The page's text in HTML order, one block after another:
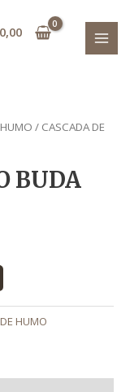
0,00
/ CASCADA DE
BUDA
HUMO